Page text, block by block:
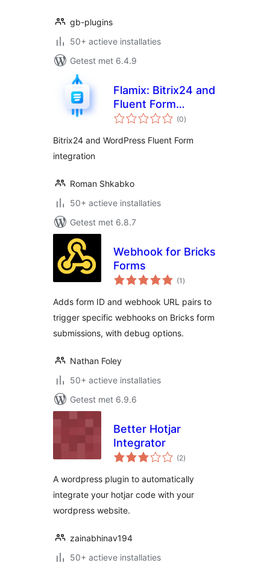
gb-plugins
50+ actieve installaties
Getest met 6.4.9
Flamix: Bitrix24 and
Fluent Form
integration
(0totaal
waarderingen
)
Bitrix24 and WordPress Fluent Form
integration
Roman Shkabko
50+ actieve installaties
Getest met 6.8.7
Webhook for Bricks
Forms
(1 totaal
waarderingen
)
Adds form ID and webhook URL pairs to
trigger specific webhooks on Bricks form
submissions, with debug options.
Nathan Foley
50+ actieve installaties
Getest met 6.9.6
Better Hotjar
Integrator
(2totaal
waarderingen
)
A wordpress plugin to automatically
integrate your hotjar code with your
wordpress website.
zainabhinav194
50+ actieve installaties